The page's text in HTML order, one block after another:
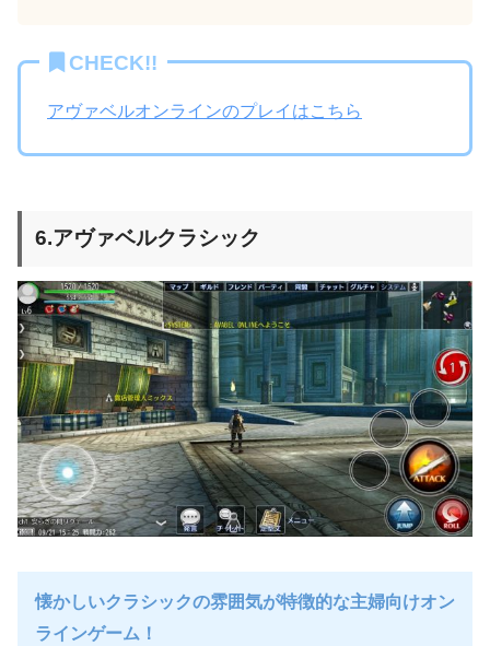
CHECK!!
アヴァベルオンラインのプレイはこちら
6.アヴァベルクラシック
懐かしいクラシックの雰囲気が特徴的な主婦向けオン
ラインゲーム！